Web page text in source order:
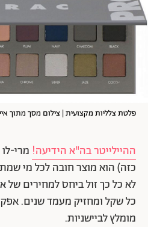
פלטת צלליות מקצועית | צילום מסך מתוך
ההיילייטר בה"א הידיעה! מרי-
כזה) הוא מוצר חובה לכל מי
כל שקל ומחזיק מעמד שנים.
מומלץ לביישניות.